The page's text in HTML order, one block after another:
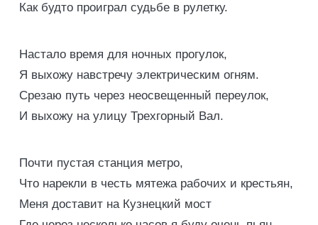
Как будто проиграл судьбе в рулетку.
Настало время для ночных прогулок,
Я выхожу навстречу электрическим огням.
Срезаю путь через неосвещенный переулок,
И выхожу на улицу Трехгорный Вал.
Почти пустая станция метро,
Что нарекли в честь мятежа рабочих и крестьян,
Меня доставит на Кузнецкий мост